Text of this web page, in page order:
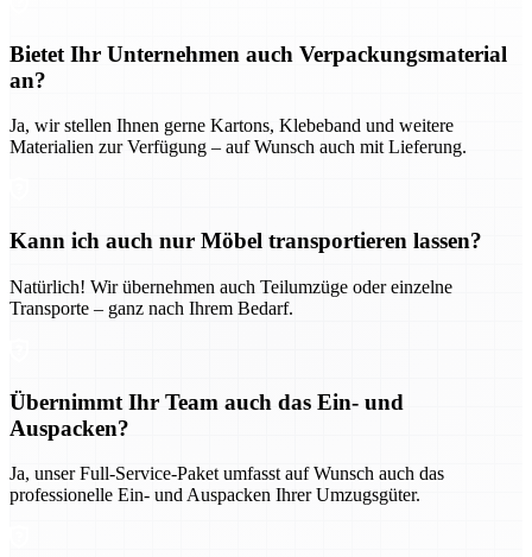
Bietet Ihr Unternehmen auch Verpackungsmaterial
an?
Ja, wir stellen Ihnen gerne Kartons, Klebeband und weitere
Materialien zur Verfügung – auf Wunsch auch mit Lieferung.
Kann ich auch nur Möbel transportieren lassen?
Natürlich! Wir übernehmen auch Teilumzüge oder einzelne
Transporte – ganz nach Ihrem Bedarf.
Übernimmt Ihr Team auch das Ein- und
Auspacken?
Ja, unser Full-Service-Paket umfasst auf Wunsch auch das
professionelle Ein- und Auspacken Ihrer Umzugsgüter.